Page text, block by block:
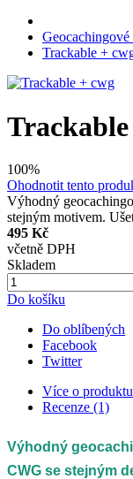
Trackable +
Trackable
100%
Ohodnotit tento
Výhodný
stejným motivem.
495 Kč
včetně DPH
Skladem
Do košíku
Do oblíbených
Facebook
Twitter
Více o produktu
Recenze (1)
Výhodný
CWG se stejným